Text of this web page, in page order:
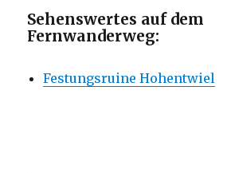
Sehenswertes auf dem
Fernwanderweg:
Festungsruine Hohentwiel